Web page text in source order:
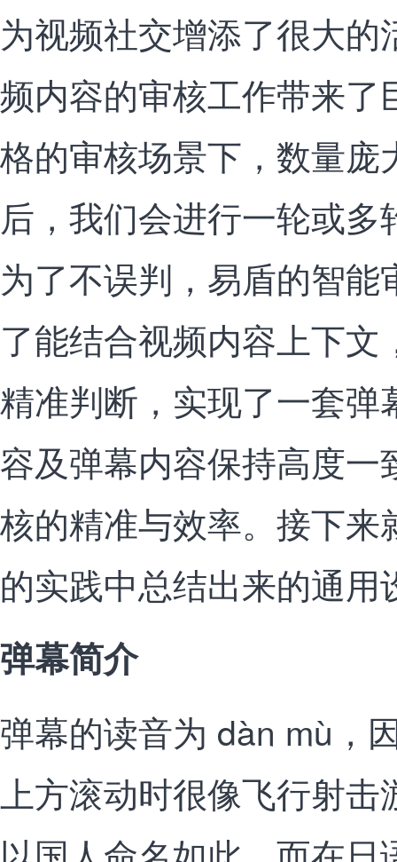
为视频社交增添了很大
频内容的审核工作带来了
格的审核场景下，数量庞
后，我们会进行一轮或
为了不误判，易盾的智
了能结合视频内容上下文
精准判断，实现了一套弹
容及弹幕内容保持高度
核的精准与效率。接下来
的实践中总结出来的通用
弹幕简介
弹幕的读音为 dàn mù，
上方滚动时很像飞行射击